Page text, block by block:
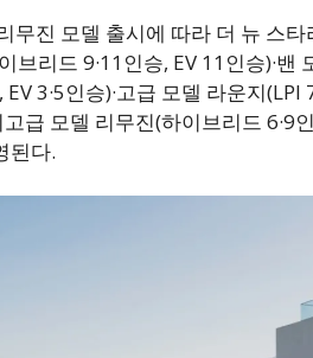
무진 모델 출시에 따라 더 뉴 스
브리드 9·11인승, EV 11인승)·밴
EV 3·5인승)·고급 모델 라운지
고급 모델 리무진(하이브리드 6·9
된다.